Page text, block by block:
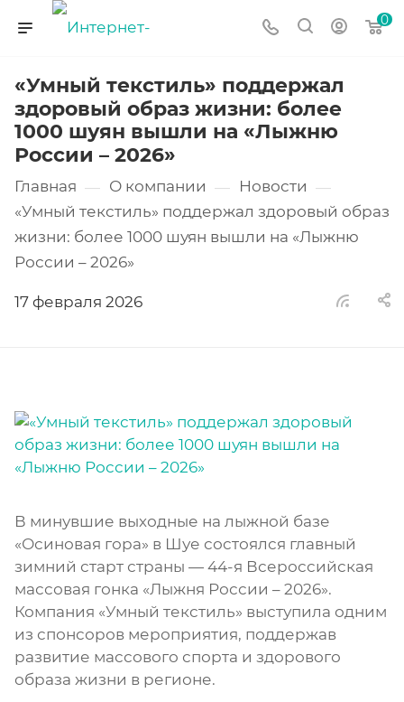
0
«Умный текстиль» поддержал
здоровый образ жизни: более
1000 шуян вышли на «Лыжню
России – 2026»
Главная — О компании — Новости —
«Умный текстиль» поддержал здоровый образ
жизни: более 1000 шуян вышли на «Лыжню
России – 2026»
17 февраля 2026
В минувшие выходные на лыжной базе
«Осиновая гора» в Шуе состоялся главный
зимний старт страны — 44-я Всероссийская
массовая гонка «Лыжня России – 2026».
Компания «Умный текстиль» выступила одним
из спонсоров мероприятия, поддержав
развитие массового спорта и здорового
образа жизни в регионе.